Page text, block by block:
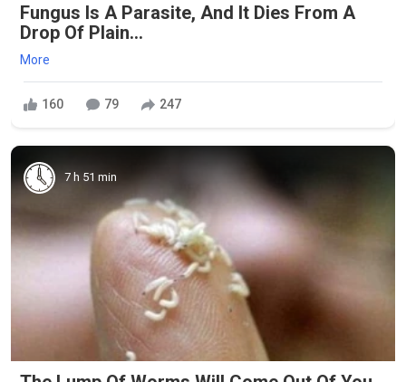
Fungus Is A Parasite, And It Dies From A
Drop Of Plain...
More
160 79 247
7 h 51 min